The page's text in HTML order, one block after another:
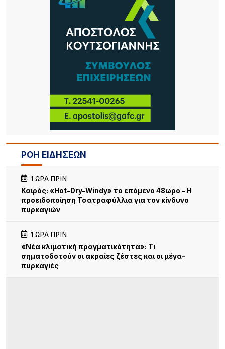
ΡΟΗ ΕΙΔΗΣΕΩΝ
1 ΏΡΑ ΠΡΙΝ
Καιρός: «Hot-Dry-Windy» το επόμενο 48ωρο – Η
προειδοποίηση Τσατραφύλλια για τον κίνδυνο
πυρκαγιών
1 ΏΡΑ ΠΡΙΝ
«Νέα κλιματική πραγματικότητα»: Τι
σηματοδοτούν οι ακραίες ζέστες και οι μέγα-
πυρκαγιές